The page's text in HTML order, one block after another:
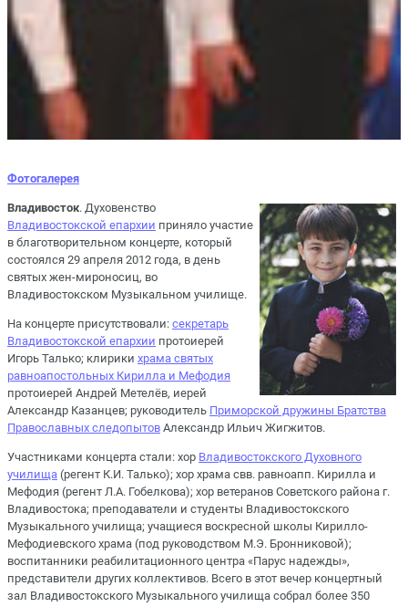
Фотогалерея
Владивосток. Духовенство
Владивостокской епархии приняло участие
в благотворительном концерте, который
состоялся 29 апреля 2012 года, в день
святых жен-мироносиц, во
Владивостокском Музыкальном училище.
На концерте присутствовали: секретарь
Владивостокской епархии протоиерей
Игорь Талько; клирики храма святых
равноапостольных Кирилла и Мефодия
протоиерей Андрей Метелёв, иерей
Александр Казанцев; руководитель Приморской дружины Братства
Православных следопытов Александр Ильич Жигжитов.
Участниками концерта стали: хор Владивостокского Духовного
училища (регент К.И. Талько); хор храма свв. равноапп. Кирилла и
Мефодия (регент Л.А. Гобелкова); хор ветеранов Советского района г.
Владивостока; преподаватели и студенты Владивостокского
Музыкального училища; учащиеся воскресной школы Кирилло-
Мефодиевского храма (под руководством М.Э. Бронниковой);
воспитанники реабилитационного центра «Парус надежды»,
представители других коллективов. Всего в этот вечер концертный
зал Владивостокского Музыкального училища собрал более 350